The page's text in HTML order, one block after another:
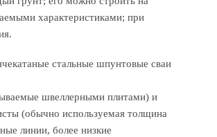
характеристиками; при
стальные шпунтовые сваи
швеллерными плитами) и
(обычно используемая толщина
линии, более низкие